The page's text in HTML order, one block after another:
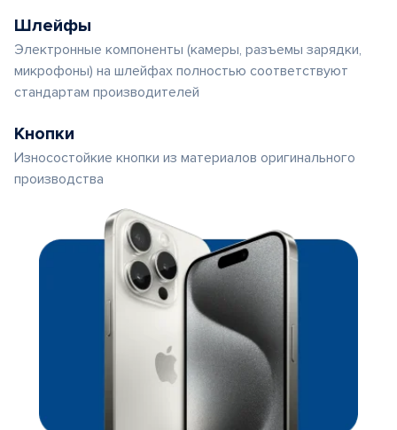
Шлейфы
Электронные компоненты (камеры, разъемы зарядки,
микрофоны) на шлейфах полностью соответствуют
стандартам производителей
Кнопки
Износостойкие кнопки из материалов оригинального
производства